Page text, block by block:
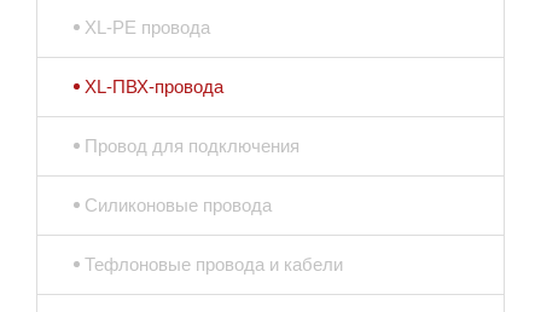
XL-PE провода
XL-ПВХ-провода
Провод для подключения
Силиконовые провода
Тефлоновые провода и кабели